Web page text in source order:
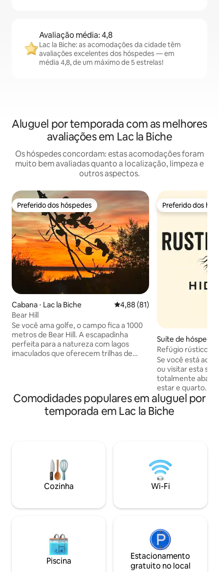
Avaliação média: 4,8
Lac la Biche: as acomodações da cidade têm
avaliações excelentes dos hóspedes — em
média 4,8, de um máximo de 5 estrelas!
Aluguel por temporada com as melhores
avaliações em Lac la Biche
Os hóspedes concordam: estas acomodações foram
muito bem avaliadas quanto a localização, limpeza e
outros aspectos.
Preferido dos hóspedes
Preferido dos hóspedes
Cabana ⋅ Lac la Biche 4,88 de uma avaliação média
4,88 (81)
Bear Hill
Se você ama golfe, o campo fica a 1000
metros de Bear Hill. A escapadinha
perfeita para a natureza com lagos
imaculados que oferecem trilhas de
Traga sua canoa, caiaque ou outros
brinquedos de esportes aquáticos e
aproveite o tempo em um dos principais
pequenas reuniões. Envie-nos uma
mensagem hoje!
Preferido dos
Preferido dos
Suíte de hóspedes
he
Refúgio rústico
Se você está aqui
ou visitar esta
totalmente
estar e quarto.
minutos de Lac
Possui trilhas
floresta, área de
interessado, há
acampamento/
inclui energia e
casa principal. Ele pode acomodar várias
Comodidades populares em aluguel por
temporada em Lac la Biche
Cozinha Wi-Fi
Piscina
Estacionamento
gratuito no local